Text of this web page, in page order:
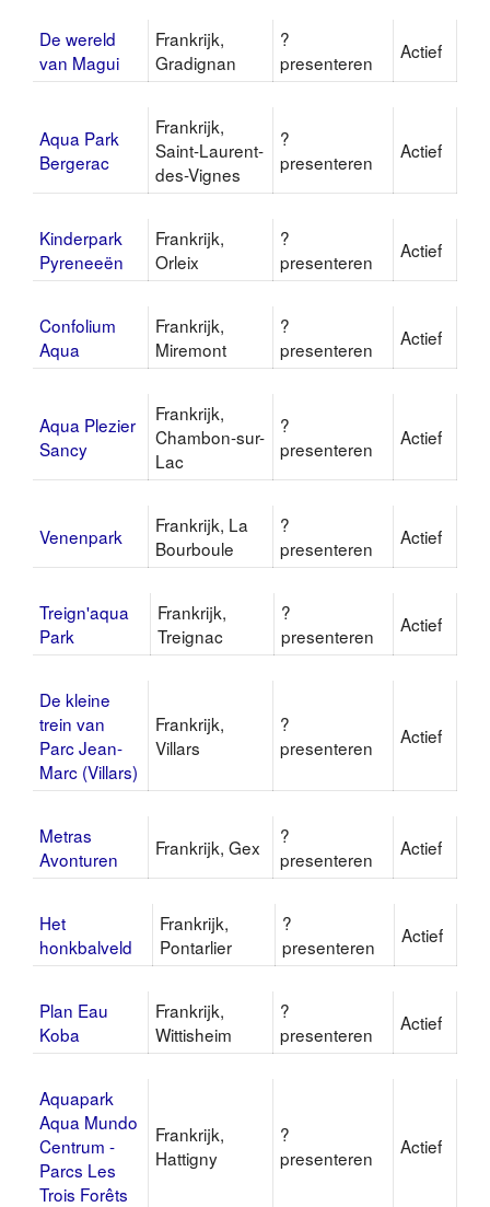
De wereld
van Magui
Frankrijk,
Gradignan
?
presenteren
Actief
Aqua Park
Bergerac
Frankrijk,
Saint-Laurent-
des-Vignes
?
presenteren
Actief
Kinderpark
Pyreneeën
Frankrijk,
Orleix
?
presenteren
Actief
Confolium
Aqua
Frankrijk,
Miremont
?
presenteren
Actief
Aqua Plezier
Sancy
Frankrijk,
Chambon-sur-
Lac
?
presenteren
Actief
Venenpark
Frankrijk, La
Bourboule
?
presenteren
Actief
Treign'aqua
Park
Frankrijk,
Treignac
?
presenteren
Actief
De kleine
trein van
Parc Jean-
Marc (Villars)
Frankrijk,
Villars
?
presenteren
Actief
Metras
Avonturen
Frankrijk, Gex
?
presenteren
Actief
Het
honkbalveld
Frankrijk,
Pontarlier
?
presenteren
Actief
Plan Eau
Koba
Frankrijk,
Wittisheim
?
presenteren
Actief
Aquapark
Aqua Mundo
Centrum -
Parcs Les
Trois Forêts
Frankrijk,
Hattigny
?
presenteren
Actief